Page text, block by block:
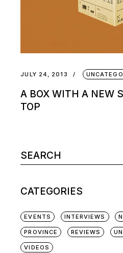
JULY 24, 2013
A BOX WITH A NEW
TOP
CATEGORIES
EVENTS INTERVIEWS
PROVINCE REVIEWS
VIDEOS